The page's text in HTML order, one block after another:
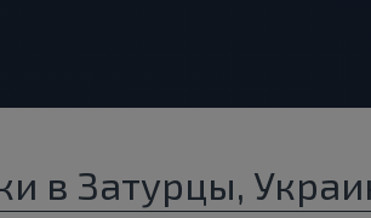
в Затурцы,